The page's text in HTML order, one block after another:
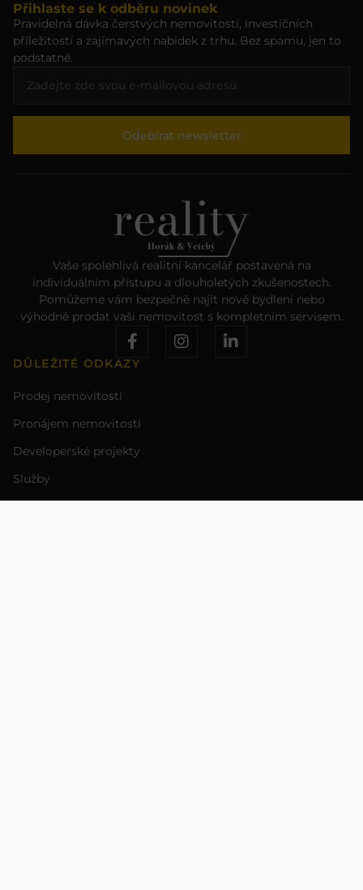
Přihlaste se k odběru novinek
Pravidelná dávka čerstvých nemovitostí, investičních
příležitostí a zajímavých nabídek z trhu. Bez spamu, jen to
podstatné.
Odebírat newsletter
Vaše spolehlivá realitní kancelář postavená na
individuálním přístupu a dlouholetých zkušenostech.
Pomůžeme vám bezpečně najít nové bydlení nebo
výhodně prodat vaši nemovitost s kompletním servisem.
DŮLEŽITÉ ODKAZY
Prodej nemovitostí
Pronájem nemovitostí
Developerské projekty
Služby